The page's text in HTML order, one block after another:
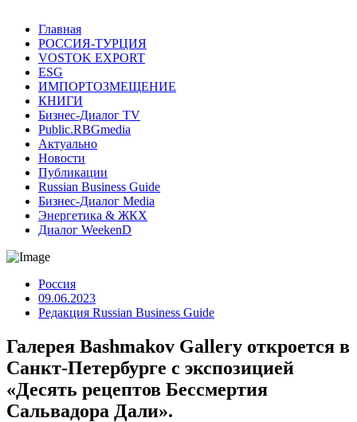
Главная
РОССИЯ-ТУРЦИЯ
VOSTOK EXPORT
ESG
ИМПОРТОЗМЕЩЕНИЕ
КНИГИ
Бизнес-Диалог TV
Public.RBGmedia
Актуально
Новости
Публикации
Russian Business Guide
Бизнес-Диалог Media
Энергетика & ЖКХ
Диалог WeekenD
Россия
09.06.2023
Редакция Russian Business Guide
Галерея Bashmakov Gallery откроется в
Санкт-Петербурге с экспозицией
«Десять рецептов Бессмертия
Сальвадора Дали».